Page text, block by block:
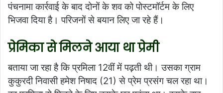
पंचनामा कार्रवाई के बाद दोनों के शव को पोस्टमॉर्टम के लिए
भिजवा दिया है। परिजनों से बयान लिए जा रहे हैं।
प्रेमिका से मिलने आया था प्रेमी
बताया जा रहा है कि प्रमिला 12वीं में पढ़ती थी। उसका ग्राम
कुकुरदी निवासी हमेश निषाद (21) से प्रेम प्रसंग चल रहा था।